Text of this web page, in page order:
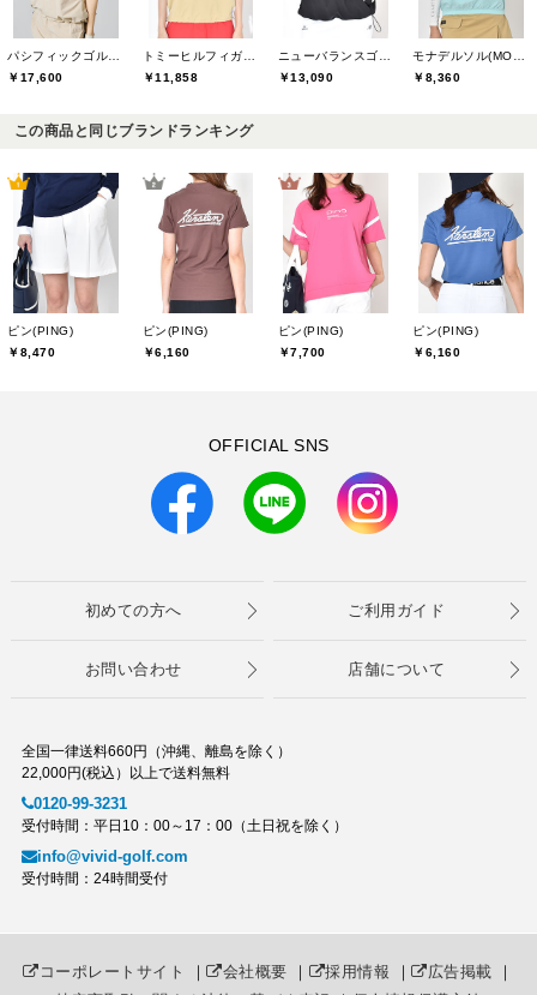
￥17,600
￥11,858
￥13,090
￥8,360
この商品と同じブランドランキング
ピン(PING)
￥8,470
ピン(PING)
￥6,160
ピン(PING)
￥7,700
ピン(PING)
￥6,160
OFFICIAL SNS
初めての方へ ご利用ガイド
お問い合わせ 店舗について
全国一律送料660円（沖縄、離島を除く）
22,000円(税込）以上で送料無料
0120-99-3231
受付時間：平日10：00～17：00（土日祝を除く）
info@vivid-golf.com
受付時間：24時間受付
コーポレートサイト ｜ 会社概要 ｜ 採用情報 ｜ 広告掲載 ｜